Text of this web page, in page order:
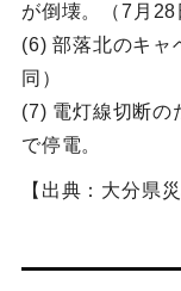
が倒壊。（7月
(6) 部落北のキャ
同）
(7) 電灯線切断の
で停電。
【出典：大分県